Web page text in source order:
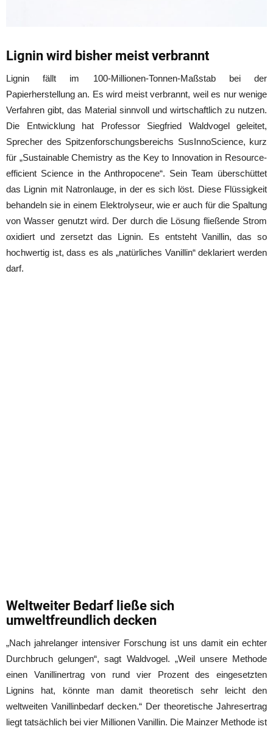
Lignin wird bisher meist verbrannt
Lignin fällt im 100-Millionen-Tonnen-Maßstab bei der
Papierherstellung an. Es wird meist verbrannt, weil es nur wenige
Verfahren gibt, das Material sinnvoll und wirtschaftlich zu nutzen.
Die Entwicklung hat Professor Siegfried Waldvogel geleitet,
Sprecher des Spitzenforschungsbereichs SusInnoScience, kurz
für „Sustainable Chemistry as the Key to Innovation in Resource-
efficient Science in the Anthropocene“. Sein Team überschüttet
das Lignin mit Natronlauge, in der es sich löst. Diese Flüssigkeit
behandeln sie in einem Elektrolyseur, wie er auch für die Spaltung
von Wasser genutzt wird. Der durch die Lösung fließende Strom
oxidiert und zersetzt das Lignin. Es entsteht Vanillin, das so
hochwertig ist, dass es als „natürliches Vanillin“ deklariert werden
darf.
Weltweiter Bedarf ließe sich
umweltfreundlich decken
„Nach jahrelanger intensiver Forschung ist uns damit ein echter
Durchbruch gelungen“, sagt Waldvogel. „Weil unsere Methode
einen Vanillinertrag von rund vier Prozent des eingesetzten
Lignins hat, könnte man damit theoretisch sehr leicht den
weltweiten Vanillinbedarf decken.“ Der theoretische Jahresertrag
liegt tatsächlich bei vier Millionen Vanillin. Die Mainzer Methode ist